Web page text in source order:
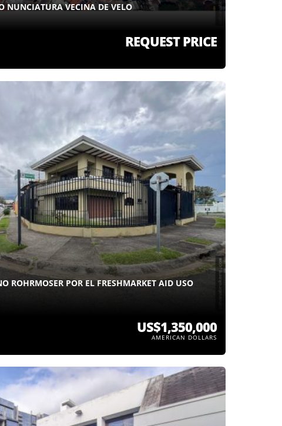
NUNCIATURA VECINA DE VELO
REQUEST PRICE
ROHRMOSER POR EL FRESHMARKET AID USO
US$1,350,000
AMERICAN DOLLARS